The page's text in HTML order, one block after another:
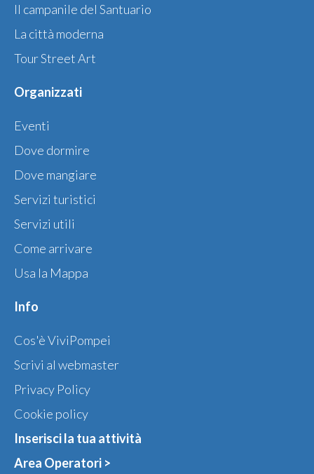
Il campanile del Santuario
La città moderna
Tour Street Art
Organizzati
Eventi
Dove dormire
Dove mangiare
Servizi turistici
Servizi utili
Come arrivare
Usa la Mappa
Info
Cos'è ViviPompei
Scrivi al webmaster
Privacy Policy
Cookie policy
Inserisci la tua attività
Area Operatori >